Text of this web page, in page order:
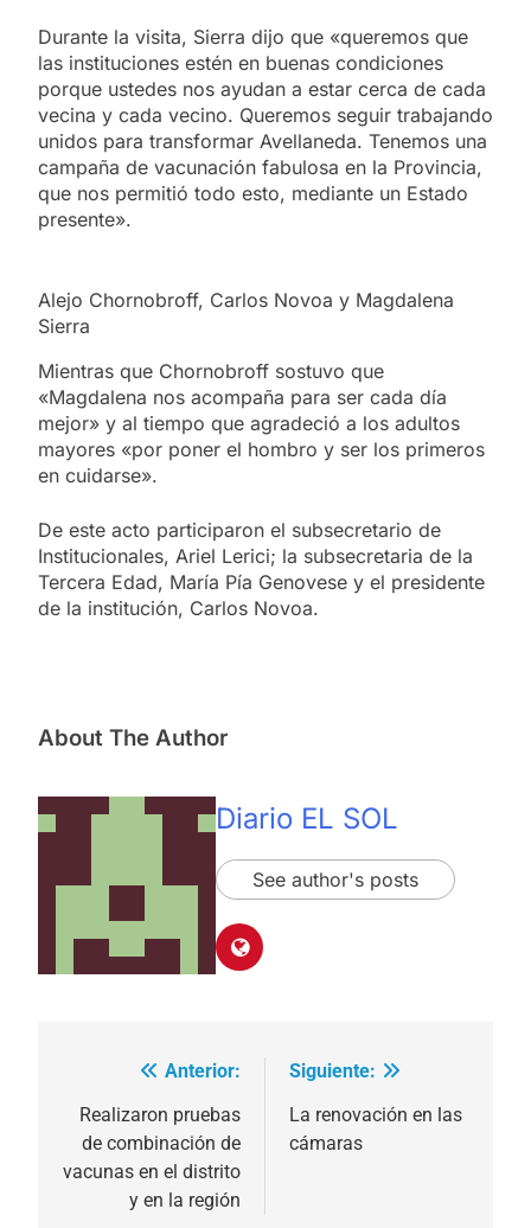
Durante la visita, Sierra dijo que «queremos que
las instituciones estén en buenas condiciones
porque ustedes nos ayudan a estar cerca de cada
vecina y cada vecino. Queremos seguir trabajando
unidos para transformar Avellaneda. Tenemos una
campaña de vacunación fabulosa en la Provincia,
que nos permitió todo esto, mediante un Estado
presente».
Alejo Chornobroff, Carlos Novoa y Magdalena
Sierra
Mientras que Chornobroff sostuvo que
«Magdalena nos acompaña para ser cada día
mejor» y al tiempo que agradeció a los adultos
mayores «por poner el hombro y ser los primeros
en cuidarse».
De este acto participaron el subsecretario de
Institucionales, Ariel Lerici; la subsecretaria de la
Tercera Edad, María Pía Genovese y el presidente
de la institución, Carlos Novoa.
About The Author
Diario EL SOL
See author's posts
Navegación
de
entradas
Anterior:
Realizaron pruebas
de combinación de
vacunas en el distrito
y en la región
Siguiente:
La renovación en las
cámaras